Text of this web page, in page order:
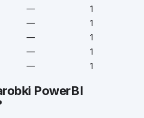
—
1
—
1
—
1
—
1
— 1
PowerBI